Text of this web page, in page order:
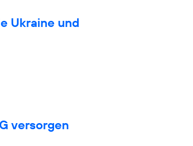
Ukraine und
versorgen